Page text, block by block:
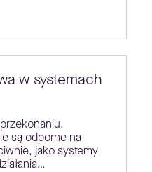
w systemach
są odporne na
jako systemy